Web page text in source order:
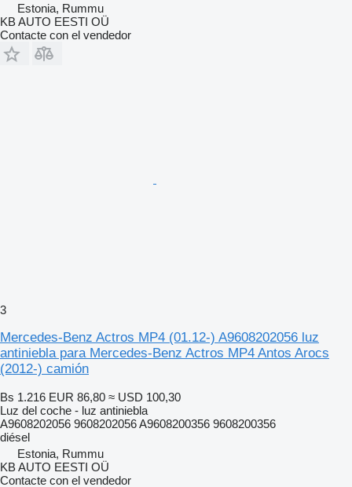
Estonia, Rummu
KB AUTO EESTI OÜ
Contacte con el vendedor
3
Mercedes-Benz Actros MP4 (01.12-) A9608202056 luz
antiniebla para Mercedes-Benz Actros MP4 Antos Arocs
(2012-) camión
Bs 1.216 EUR 86,80 ≈ USD 100,30
Luz del coche - luz antiniebla
A9608202056 9608202056 A9608200356 9608200356
diésel
Estonia, Rummu
KB AUTO EESTI OÜ
Contacte con el vendedor